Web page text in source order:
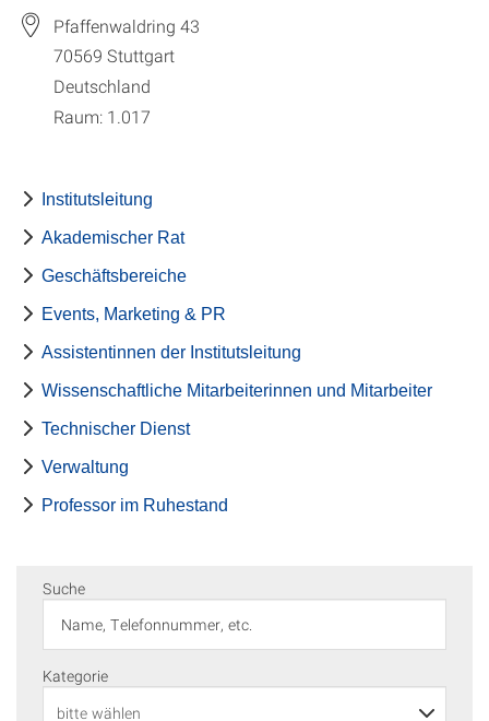
Pfaffenwaldring 43
70569 Stuttgart
Deutschland
Raum: 1.017
Institutsleitung
Akademischer Rat
Geschäftsbereiche
Events, Marketing & PR
Assistentinnen der Institutsleitung
Wissenschaftliche Mitarbeiterinnen und Mitarbeiter
Technischer Dienst
Verwaltung
Professor im Ruhestand
Suche
Kategorie